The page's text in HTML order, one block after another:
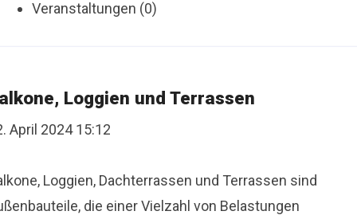
Veranstaltungen (0)
Loggien und Terrassen
April 2024 15:12
Loggien, Dachterrassen und Terrassen sind
die einer Vielzahl von Belastungen